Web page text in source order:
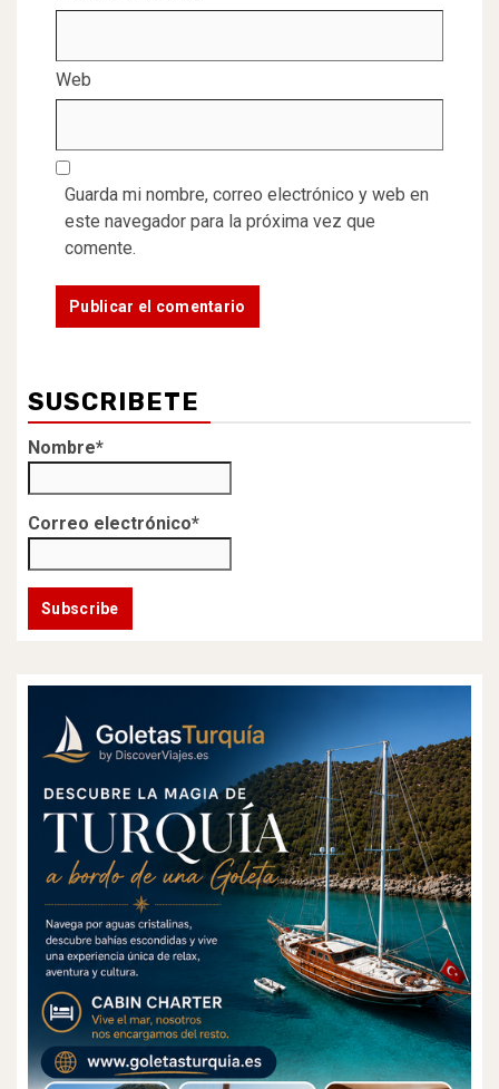
Web
Guarda mi nombre, correo electrónico y web en
este navegador para la próxima vez que
comente.
SUSCRIBETE
Nombre*
Correo electrónico*